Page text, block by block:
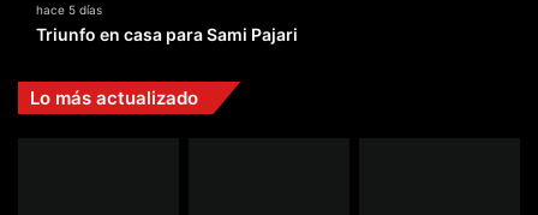
hace 5 días
Triunfo en casa para Sami Pajari
Lo más actualizado